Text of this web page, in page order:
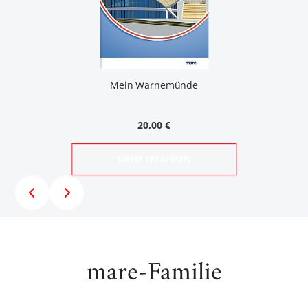
Mein Warnemünde
20,00 €
mare-Familie